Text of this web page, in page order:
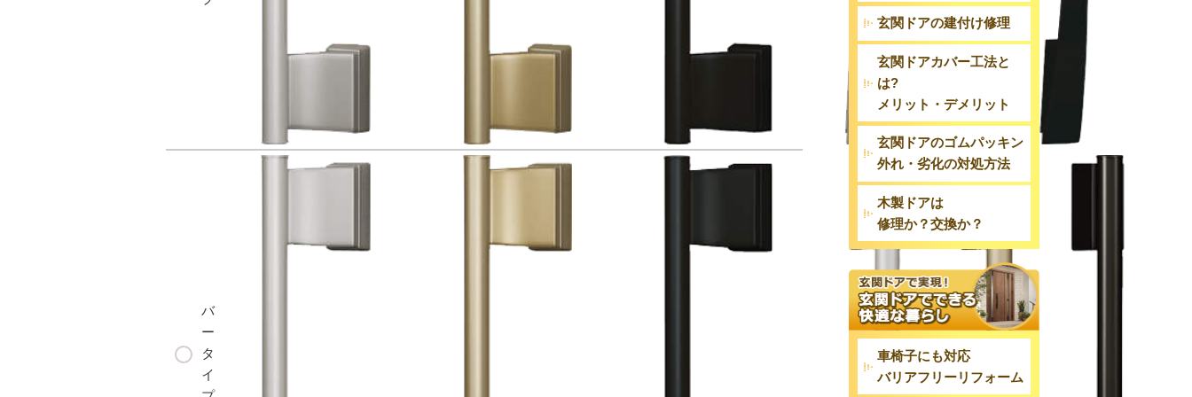
バ
ー
タ
イ
玄関ドアの建付け修理
玄関ドアカバー工法と
は?
メリット・デメリット
玄関ドアのゴムパッキン
外れ・劣化の対処方法
木製ドアは
修理か？交換か？
車椅子にも対応
バリアフリーリフォーム